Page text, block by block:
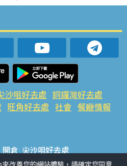
沙咀好去處 銅鑼灣好去處
旺角好去處 社會 餐廳情報
開倉 尖沙咀好去處
荃灣好去處 旺角好去處 社會
改善您的網站體驗，請確定您同意